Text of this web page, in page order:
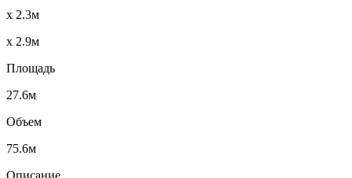
x 2.3м
x 2.9м
Площадь
27.6м
Объем
75.6м
Описание